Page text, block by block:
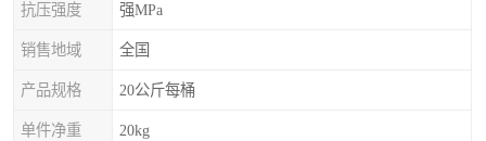
抗压强度 强MPa
销售地域 全国
产品规格 20公斤每桶
单件净重 20kg